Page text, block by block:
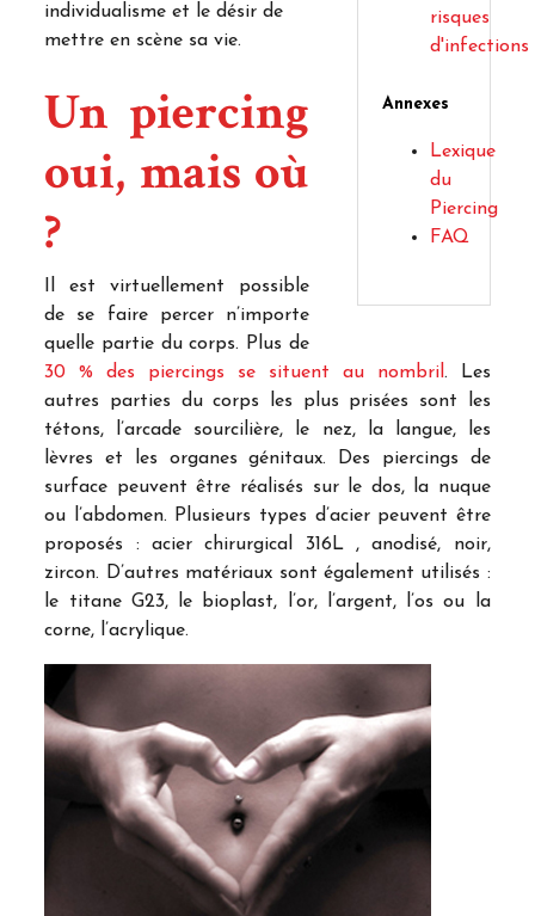
risques
d'infections
Annexes
Lexique
du
Piercing
FAQ
individualisme et le désir de
mettre en scène sa vie.
Un piercing
oui, mais où
?
Il est virtuellement possible
de se faire percer n’importe
quelle partie du corps. Plus de
30 % des piercings se situent au nombril . Les
autres parties du corps les plus prisées sont les
tétons, l’arcade sourcilière, le nez, la langue, les
lèvres et les organes génitaux. Des piercings de
surface peuvent être réalisés sur le dos, la nuque
ou l’abdomen. Plusieurs types d’acier peuvent être
proposés : acier chirurgical 316L , anodisé, noir,
zircon. D’autres matériaux sont également utilisés :
le titane G23, le bioplast, l’or, l’argent, l’os ou la
corne, l’acrylique.